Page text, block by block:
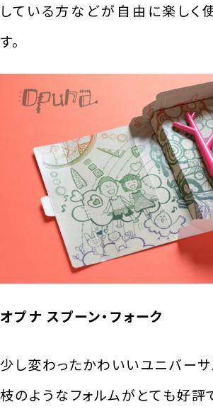
している方などが自由に楽しく
す。
オプナ スプーン・フォーク
少し変わったかわいいユニバーサ
枝のようなフォルムがとても好評